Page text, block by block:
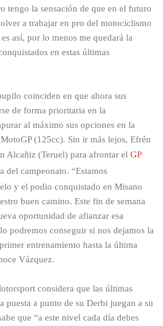
tengo la sensación de que en el futuro
a trabajar en pro del motociclismo
así, por lo menos me quedará la
en estas últimas
coinciden en que ahora sus
de forma prioritaria en la
al máximo sus opciones en la
(125cc). Sin ir más lejos, Efrén
Alcañiz (Teruel) para afrontar el GP
del campeonato. “Estamos
y el podio conquistado en Misano
buen camino. Este fin de semana
oportunidad de afianzar esa
podremos conseguir si nos dejamos la
entrenamiento hasta la última
Vázquez.
considera que las últimas
puesta a punto de su Derbi juegan a su
que “a este nivel cada día debes